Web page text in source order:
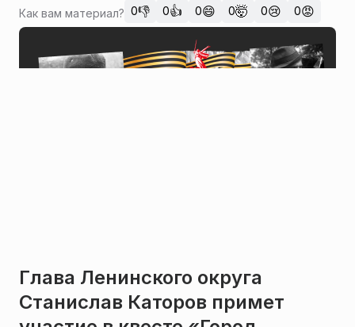
Как вам материал? 0👎 0👍 0😄 0🤯 0😢 0😡
Глава Ленинского округа
Станислав Каторов примет